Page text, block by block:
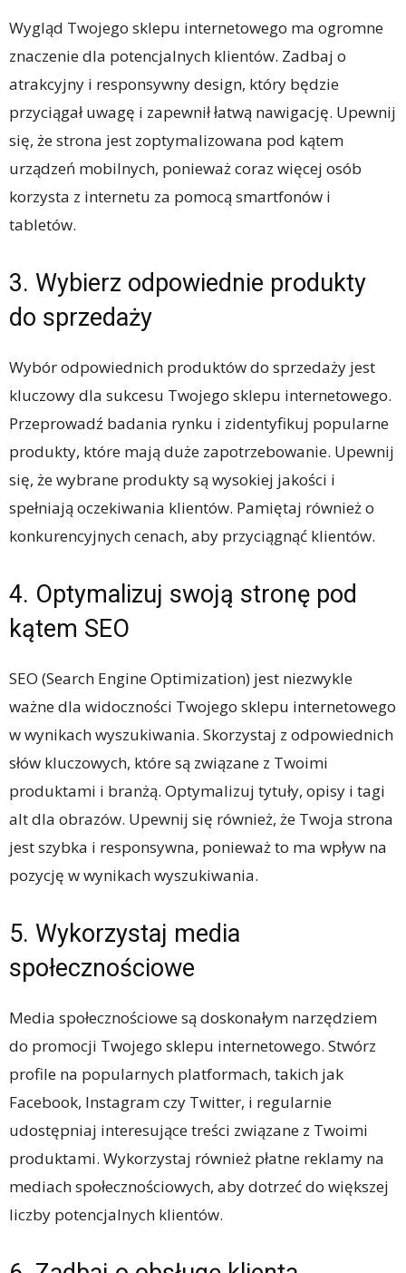
Wygląd Twojego sklepu internetowego ma ogromne
znaczenie dla potencjalnych klientów. Zadbaj o
atrakcyjny i responsywny design, który będzie
przyciągał uwagę i zapewnił łatwą nawigację. Upewnij
się, że strona jest zoptymalizowana pod kątem
urządzeń mobilnych, ponieważ coraz więcej osób
korzysta z internetu za pomocą smartfonów i
tabletów.
3. Wybierz odpowiednie produkty
do sprzedaży
Wybór odpowiednich produktów do sprzedaży jest
kluczowy dla sukcesu Twojego sklepu internetowego.
Przeprowadź badania rynku i zidentyfikuj popularne
produkty, które mają duże zapotrzebowanie. Upewnij
się, że wybrane produkty są wysokiej jakości i
spełniają oczekiwania klientów. Pamiętaj również o
konkurencyjnych cenach, aby przyciągnąć klientów.
4. Optymalizuj swoją stronę pod
kątem SEO
SEO (Search Engine Optimization) jest niezwykle
ważne dla widoczności Twojego sklepu internetowego
w wynikach wyszukiwania. Skorzystaj z odpowiednich
słów kluczowych, które są związane z Twoimi
produktami i branżą. Optymalizuj tytuły, opisy i tagi
alt dla obrazów. Upewnij się również, że Twoja strona
jest szybka i responsywna, ponieważ to ma wpływ na
pozycję w wynikach wyszukiwania.
5. Wykorzystaj media
społecznościowe
Media społecznościowe są doskonałym narzędziem
do promocji Twojego sklepu internetowego. Stwórz
profile na popularnych platformach, takich jak
Facebook, Instagram czy Twitter, i regularnie
udostępniaj interesujące treści związane z Twoimi
produktami. Wykorzystaj również płatne reklamy na
mediach społecznościowych, aby dotrzeć do większej
liczby potencjalnych klientów.